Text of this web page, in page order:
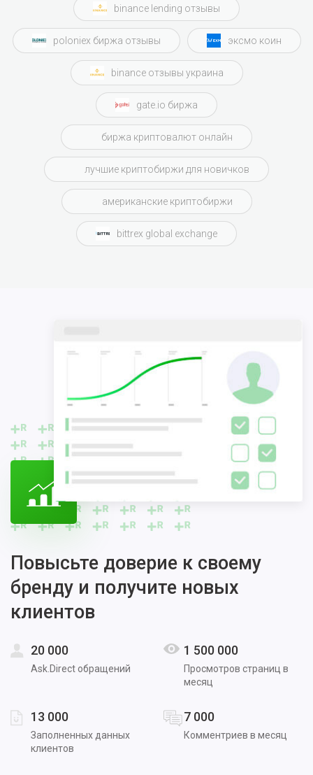
binance lending отзывы
poloniex биржа отзывы эксмо коин
binance отзывы украина
gate.io биржа
биржа криптовалют онлайн
лучшие криптобиржи для новичков
американские криптобиржи
bittrex global exchange
Повысьте доверие к своему
бренду и получите новых
клиентов
20 000
Ask.Direct обращений
1 500 000
Просмотров страниц в
месяц
13 000
Заполненных данных
клиентов
7 000
Комментриев в месяц